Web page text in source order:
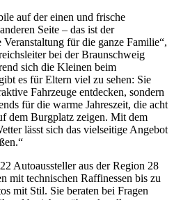
auf der einen und frische
Seite – das ist der
Veranstaltung für die ganze Familie“,
bei der Braunschweig
sich die Kleinen beim
es für Eltern viel zu sehen: Sie
Fahrzeuge entdecken, sondern
für die warme Jahreszeit, die acht
dem Burgplatz zeigen. Mit dem
lässt sich das vielseitige Angebot
Autoaussteller aus der Region 28
mit technischen Raffinessen bis zu
mit Stil. Sie beraten bei Fragen